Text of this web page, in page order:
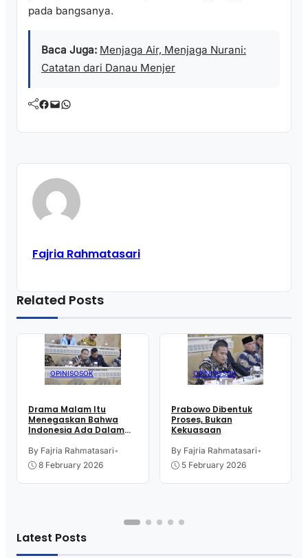
pada bangsanya.
Baca Juga: Menjaga Air, Menjaga Nurani:
Catatan dari Danau Menjer
Facebook Mail WhatsApp
Fajria Rahmatasari
Related Posts
OPINISOSOK
Drama Malam Itu
Menegaskan Bahwa
Indonesia Ada Dalam
By Fajria Rahmatasari•
8 February 2026
OPINISOSOK
Prabowo Dibentuk
Proses, Bukan
Kekuasaan
By Fajria Rahmatasari•
5 February 2026
Latest Posts